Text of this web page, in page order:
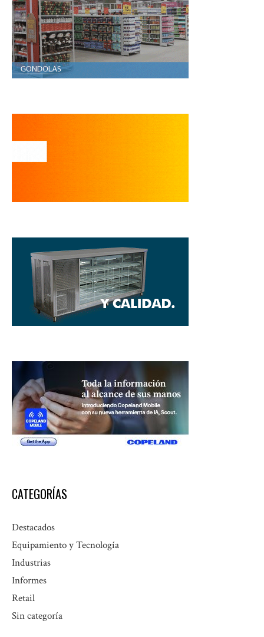
CATEGORÍAS
Destacados
Equipamiento y Tecnología
Industrias
Informes
Retail
Sin categoría